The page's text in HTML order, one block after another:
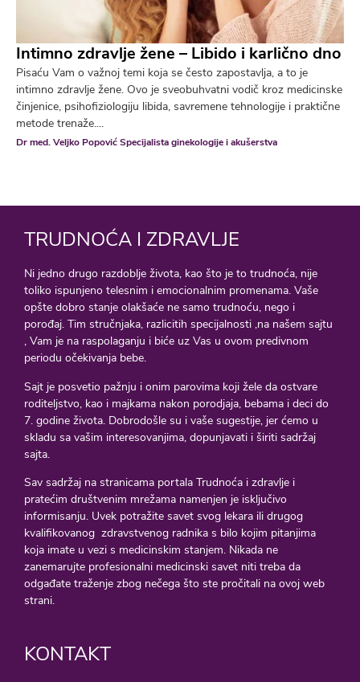
Intimno zdravlje žene – Libido i karlično dno
Pisaću Vam o važnoj temi koja se često zapostavlja, a to je
intimno zdravlje žene. Ovo je sveobuhvatni vodič kroz medicinske
činjenice, psihofiziologiju libida, savremene tehnologije i praktične
metode trenaže....
Dr med. Veljko Popović Specijalista ginekologije i akušerstva
TRUDNOĆA I ZDRAVLJE
Ni jedno drugo razdoblje života, kao što je to trudnoća, nije
toliko ispunjeno telesnim i emocionalnim promenama. Vaše
opšte dobro stanje olakšaće ne samo trudnoću, nego i
porođaj. Tim stručnjaka, razlicitih specijalnosti ,na našem sajtu
, Vam je na raspolaganju i biće uz Vas u ovom predivnom
periodu očekivanja bebe.
Sajt je posvetio pažnju i onim parovima koji žele da ostvare
roditeljstvo, kao i majkama nakon porodjaja, bebama i deci do
7. godine života. Dobrodošle su i vaše sugestije, jer ćemo u
skladu sa vašim interesovanjima, dopunjavati i širiti sadržaj
sajta.
Sav sadržaj na stranicama portala Trudnoća i zdravlje i
pratećim društvenim mrežama namenjen je isključivo
informisanju. Uvek potražite savet svog lekara ili drugog
kvalifikovanog zdravstvenog radnika s bilo kojim pitanjima
koja imate u vezi s medicinskim stanjem. Nikada ne
zanemarujte profesionalni medicinski savet niti treba da
odgađate traženje zbog nečega što ste pročitali na ovoj web
strani.
KONTAKT